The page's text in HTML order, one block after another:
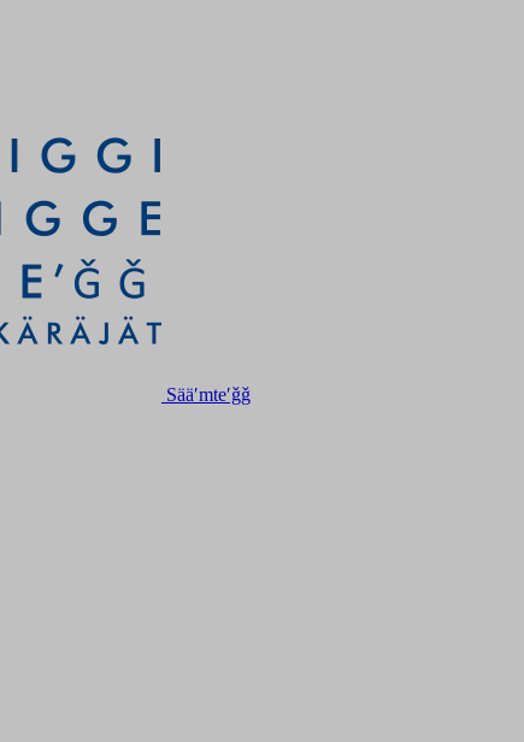
Sääʹmteʹǧǧ